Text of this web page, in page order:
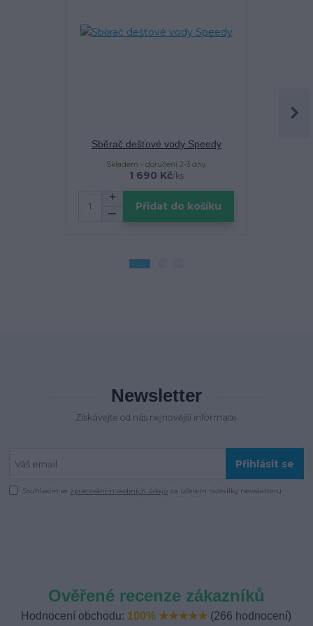
Sběrač dešťové vody Speedy
1 690 Kč/ks
Skladem - doručení 2-3 dny
Přidat do košíku
Newsletter
Získávejte od nás nejnovější informace
Přihlásit se
Souhlasím se zpracováním osobních údajů za účelem rozesílky newsletteru.
Ověřené recenze zákazníků
Hodnocení obchodu: 100% ★★★★★ (266 hodnocení)